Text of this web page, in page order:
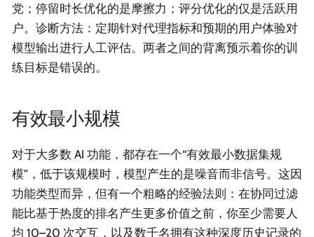
党；停留时长优化的是摩擦力；评分优化的仅是活跃用
户。诊断方法：定期针对代理指标和预期的用户体验对
模型输出进行人工评估。两者之间的背离预示着你的训
练目标是错误的。
有效最小规模
对于大多数 AI 功能，都存在一个“有效最小数据集规
模”，低于该规模时，模型产生的是噪音而非信号。这因
功能类型而异，但有一个粗略的经验法则：在协同过滤
能比基于热度的排名产生更多价值之前，你至少需要人
均 10–20 次交互，以及数千名拥有这种深度历史记录的